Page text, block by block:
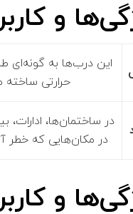
و
این درب‌ها به گونه‌ای
حرارتی
در ساختمان‌ها،
در مکان‌هایی که خطر
و